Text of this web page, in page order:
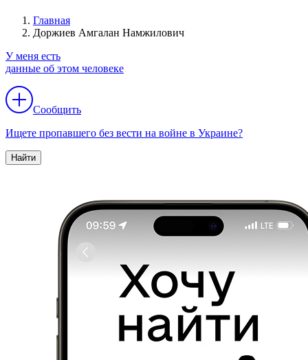
Главная
Доржиев Амгалан Намжилович
У меня есть
данные об этом человеке
Сообщить
Ищете пропавшего без вести на войне в Украине?
Найти